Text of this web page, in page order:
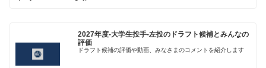
2027年度-大学生投手-左投のドラフト候補とみんなの
評価
ドラフト候補の評価や動画、みなさまのコメントを紹介します